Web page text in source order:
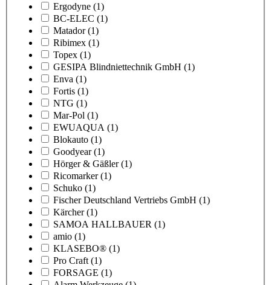
Ergodyne (1)
BC-ELEC (1)
Matador (1)
Ribimex (1)
Topex (1)
GESIPA Blindniettechnik GmbH (1)
Enva (1)
Fortis (1)
NTG (1)
Mar-Pol (1)
EWUAQUA (1)
Blokauto (1)
Goodyear (1)
Hörger & Gäßler (1)
Ricomarker (1)
Schuko (1)
Fischer Deutschland Vertriebs GmbH (1)
Kärcher (1)
SAMOA HALLBAUER (1)
amio (1)
KLASEBO® (1)
Pro Craft (1)
FORSAGE (1)